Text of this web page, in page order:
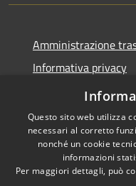
Amministrazione
Informativa privacy
Accessibilità
Questo sito web utilizza
necessari al corretto
nonché un cookie
informazioni
Per maggiori dettagli, può